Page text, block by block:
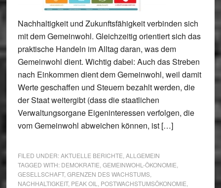
Nachhaltigkeit und Zukunftsfähigkeit verbinden sich
mit dem Gemeinwohl. Gleichzeitig orientiert sich das
praktische Handeln im Alltag daran, was dem
Gemeinwohl dient. Wichtig dabei: Auch das Streben
nach Einkommen dient dem Gemeinwohl, weil damit
Werte geschaffen und Steuern bezahlt werden, die
der Staat weitergibt (dass die staatlichen
Verwaltungsorgane Eigeninteressen verfolgen, die
vom Gemeinwohl abweichen können, ist […]
FILED UNDER:AKTUELLE BERICHTE ALLGEMEIN
TAGGED WITH: DEMOKRATIE GEMEINWOHL-ÖKONOMIE
GESELLSCHAFT, GRENZEN DES WACHSTUMS,
NACHHALTIGKEIT, PEAK OIL POSTWACHSTUMSÖKONOMIE